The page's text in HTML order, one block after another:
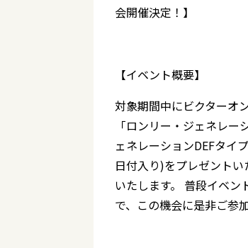
会開催決定！】
【イベント概要】
対象期間中にビクターオ
「ロンリー・ジェネレ
ェネレーションDEFタイ
日付入り)をプレゼント
いたします。 普段イベ
で、この機会に是非ご参